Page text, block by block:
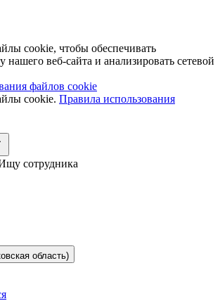
cookie, чтобы обеспечивать
нашего веб-сайта и анализировать сетевой
файлов cookie
cookie. Правила использования
сотрудника
область)